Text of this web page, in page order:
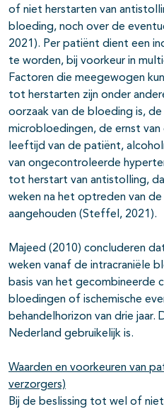
of niet herstarten van
bloeding, noch over de
2021). Per patiënt dient een
te worden, bij voorkeur in
Factoren die meegewogen
tot herstarten zijn onder
oorzaak van de bloeding is,
microbloedingen, de ernst
leeftijd van de patiënt,
van ongecontroleerde
tot herstart van antistolling,
weken na het optreden van
aangehouden (Steffel, 2021).
Majeed (2010) concluderen
weken vanaf de intracraniële
basis van het gecombineerde
bloedingen of ischemische
behandelhorizon van drie jaar.
Nederland gebruikelijk is.
Waarden en voorkeuren van
verzorgers)
Bij de beslissing tot wel of